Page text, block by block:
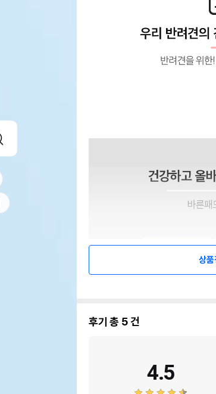
상품
후기 총 5건
4.5